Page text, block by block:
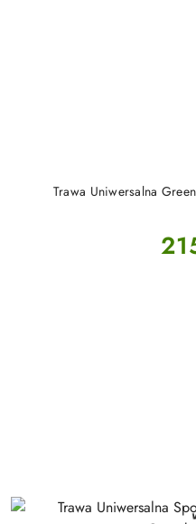
Trawa Uniwersalna
Cena: